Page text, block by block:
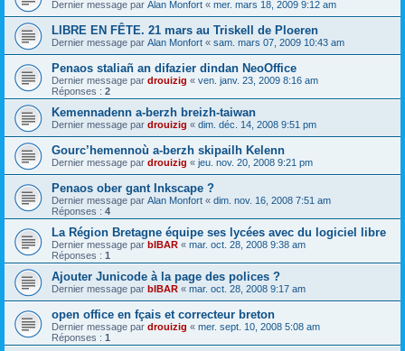
Dernier message par Alan Monfort « mer. mars 18, 2009 9:12 am
LIBRE EN FÊTE. 21 mars au Triskell de Ploeren
Dernier message par Alan Monfort « sam. mars 07, 2009 10:43 am
Penaos staliañ an difazier dindan NeoOffice
Dernier message par drouizig « ven. janv. 23, 2009 8:16 am
Réponses : 2
Kemennadenn a-berzh breizh-taiwan
Dernier message par drouizig « dim. déc. 14, 2008 9:51 pm
Gourc’hemennoù a-berzh skipailh Kelenn
Dernier message par drouizig « jeu. nov. 20, 2008 9:21 pm
Penaos ober gant Inkscape ?
Dernier message par Alan Monfort « dim. nov. 16, 2008 7:51 am
Réponses : 4
La Région Bretagne équipe ses lycées avec du logiciel libre
Dernier message par bIBAR « mar. oct. 28, 2008 9:38 am
Réponses : 1
Ajouter Junicode à la page des polices ?
Dernier message par bIBAR « mar. oct. 28, 2008 9:17 am
open office en fçais et correcteur breton
Dernier message par drouizig « mer. sept. 10, 2008 5:08 am
Réponses : 1